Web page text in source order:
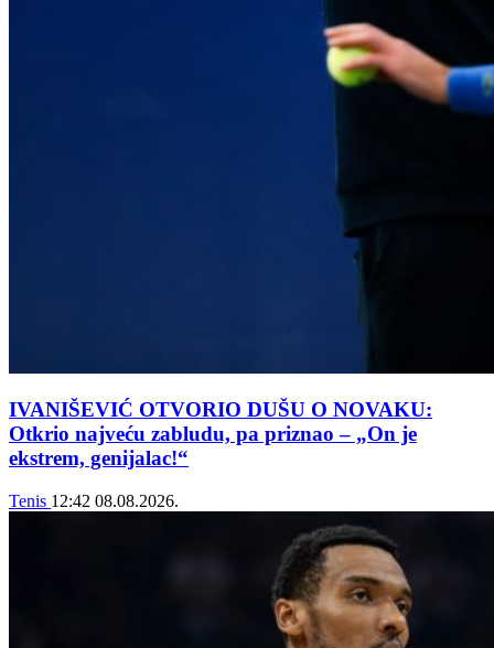
IVANIŠEVIĆ OTVORIO DUŠU O NOVAKU:
Otkrio najveću zabludu, pa priznao – „On je
ekstrem, genijalac!“
Tenis 12:42 08.08.2026.